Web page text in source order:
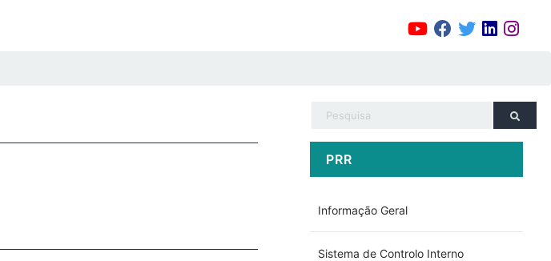
PRR
Informação Geral
Sistema de Controlo Interno